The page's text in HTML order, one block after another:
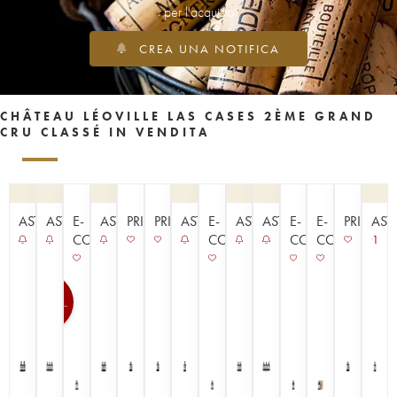
per l'acquisto
CREA UNA NOTIFICA
CHÂTEAU LÉOVILLE LAS CASES 2ÈME GRAND
CRU CLASSÉ IN VENDITA
ASTAASTAE-
COMMERCE
ASTAPRIMEURS
PRIMEURS
ASTAE-
COMMERCE
ASTAASTAE-
COMMERCE
E-
COMMERCE
1